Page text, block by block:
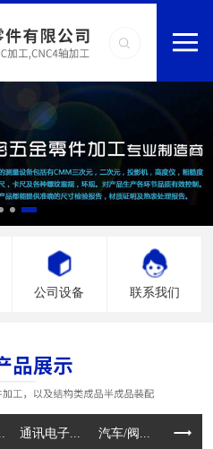
公司设备 联系我们
通讯电子... 汽车/阀... 电动工